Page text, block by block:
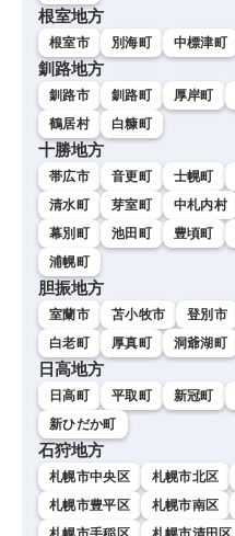
根室地方
根室市 別海町 中標津町
釧路地方
釧路市 釧路町 厚岸町
鶴居村
白糠町
十勝地方
帯広市 音更町 士幌町
清水町
芽室町 中札内村
幕別町
池田町 豊頃町
浦幌町
胆振地方
室蘭市 苫小牧市 登別市
白老町
厚真町 洞爺湖町
日高地方
日高町 平取町 新冠町
新ひだか町
石狩地方
札幌市中央区 札幌市北区
札幌市豊平区
札幌市南区